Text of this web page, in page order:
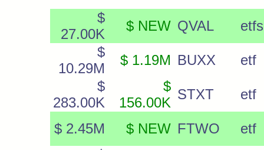
$
27.00K
$ NEW QVAL
etfs
$
10.29M
$ 1.19M BUXX
etf
$
283.00K
$
156.00K
STXT etf
$ 2.45M $ NEW FTWO
etf